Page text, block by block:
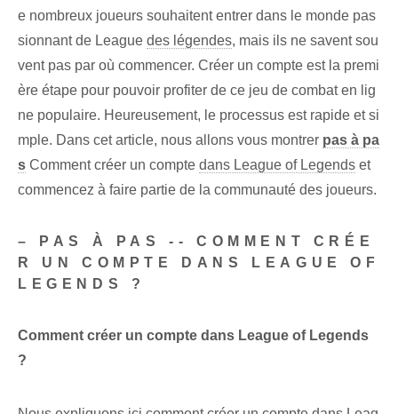
e nombreux joueurs souhaitent entrer dans le monde pas
sionnant de League des légendes, mais ils ne savent sou
vent pas par où commencer. Créer un compte est la premi
ère étape pour pouvoir profiter de ce jeu de combat en lig
ne populaire. Heureusement, le processus est rapide et si
mple. Dans cet article, nous allons vous montrer pas à pa
s Comment créer un compte dans League of Legends et
commencez à faire partie de la communauté des joueurs.
– PAS À PAS -- COMMENT CRÉE
R UN COMPTE DANS LEAGUE OF
LEGENDS ?
Comment créer un compte dans League of Legends
?